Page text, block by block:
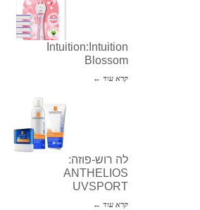
Intuition:Intuition
Blossom
קרא עוד ←
לה רוש-פוזה:
ANTHELIOS
UVSPORT
קרא עוד ←